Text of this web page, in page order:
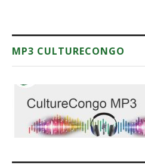
MP3 CULTURECONGO